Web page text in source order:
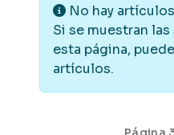
Información
No hay
Si se muestran
esta página,
artículos.